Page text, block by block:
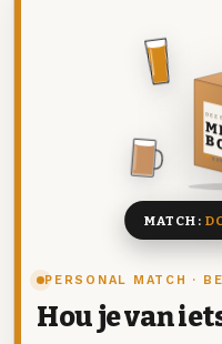
PERSONAL MATCH ·
Hou je van
8
MATCH: